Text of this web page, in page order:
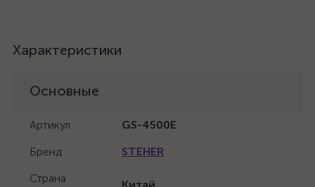
Характеристики
Основные
Артикул
GS-4500Е
Бренд
STEHER
Страна